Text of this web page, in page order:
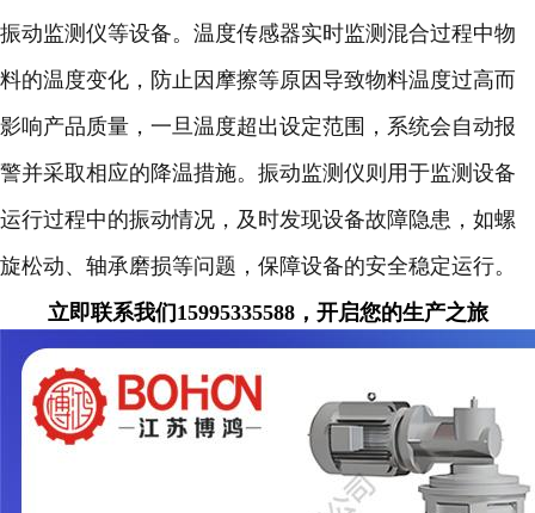
振动监测仪等设备。温度传感器实时监测混合过程中物
料的温度变化，防止因摩擦等原因导致物料温度过高而
影响产品质量，一旦温度超出设定范围，系统会自动报
警并采取相应的降温措施。振动监测仪则用于监测设备
运行过程中的振动情况，及时发现设备故障隐患，如螺
旋松动、轴承磨损等问题，保障设备的安全稳定运行。
立即联系我们15995335588，开启您的生产之旅